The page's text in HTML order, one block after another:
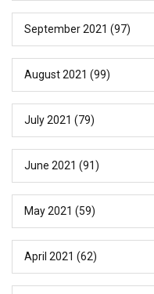
September 2021 (97)
August 2021 (99)
July 2021 (79)
June 2021 (91)
May 2021 (59)
April 2021 (62)